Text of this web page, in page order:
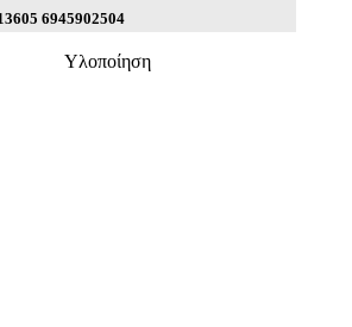
6945902504
Υλοποίηση